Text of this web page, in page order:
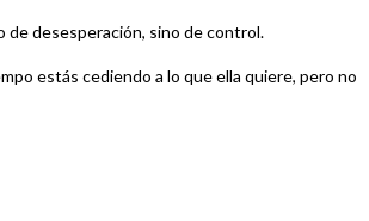
de desesperación, sino de control.
estás cediendo a lo que ella quiere, pero no